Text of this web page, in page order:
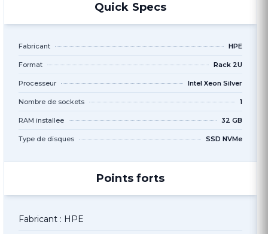
Quick Specs
Fabricant HPE
Format Rack 2U
Processeur Intel Xeon Silver
Nombre de sockets 1
RAM installee 32 GB
Type de disques SSD NVMe
Points forts
Fabricant : HPE